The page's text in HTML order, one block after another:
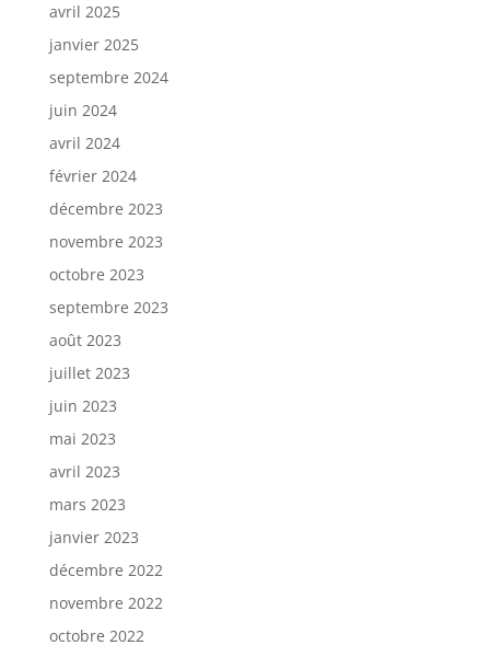
avril 2025
janvier 2025
septembre 2024
juin 2024
avril 2024
février 2024
décembre 2023
novembre 2023
octobre 2023
septembre 2023
août 2023
juillet 2023
juin 2023
mai 2023
avril 2023
mars 2023
janvier 2023
décembre 2022
novembre 2022
octobre 2022